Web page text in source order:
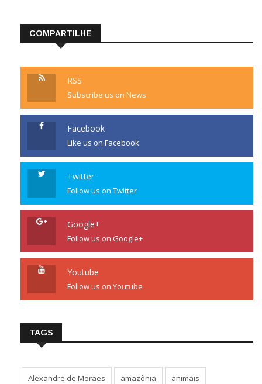
COMPARTILHE
RSS
Subscribe us on News
Facebook
Like us on Facebook
Twitter
Follow us on Twitter
Google+
Follow us on Google+
Youtube
Follow us on Youtube
TAGS
Alexandre de Moraes amazônia animais